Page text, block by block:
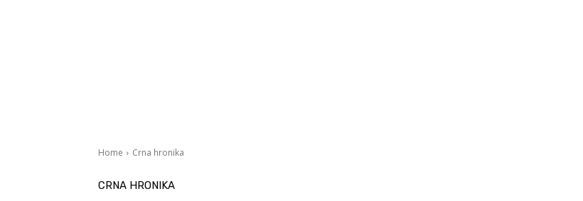
Home Crna hronika
CRNA HRONIKA